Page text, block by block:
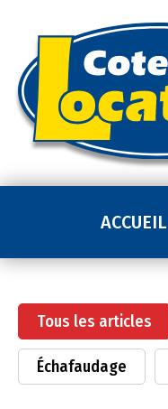
ACCUEIL
Tous les articles
Échafaudage